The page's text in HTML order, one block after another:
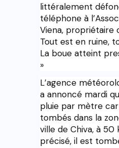
littéralement
téléphone à
Viena, propriétaire
Tout est en ruine,
La boue atteint
»
L’agence
a annoncé mardi
pluie par mètre
tombés dans la
ville de Chiva, à
précisé, il est